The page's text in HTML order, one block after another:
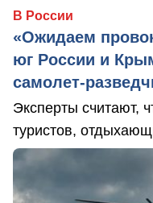
В России
«Ожидаем
юг России и
самолет-
Эксперты считают,
туристов,